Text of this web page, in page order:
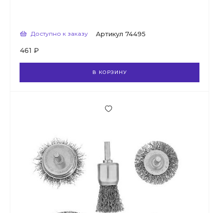
Доступно к заказу Артикул 74495
461 ₽
В КОРЗИНУ